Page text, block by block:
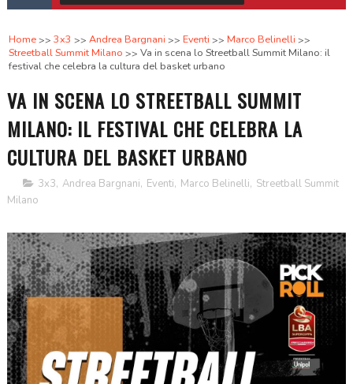
Home 3x3 Andrea Bargnani Eventi
Marco Belinelli
Streetball Summit Milano
Va in scena lo Streetball Summit Milano: il
festival che celebra la cultura del basket urbano
VA IN SCENA LO STREETBALL SUMMIT
MILANO: IL FESTIVAL CHE CELEBRA LA
CULTURA DEL BASKET URBANO
3x3, Andrea Bargnani, Eventi, Marco Belinelli, Streetball Summit
Milano